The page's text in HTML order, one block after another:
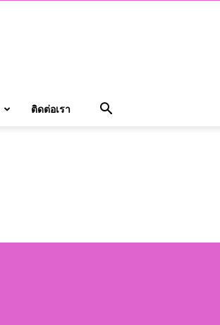
ติดต่อเรา